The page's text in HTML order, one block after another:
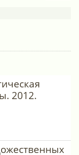
2012.